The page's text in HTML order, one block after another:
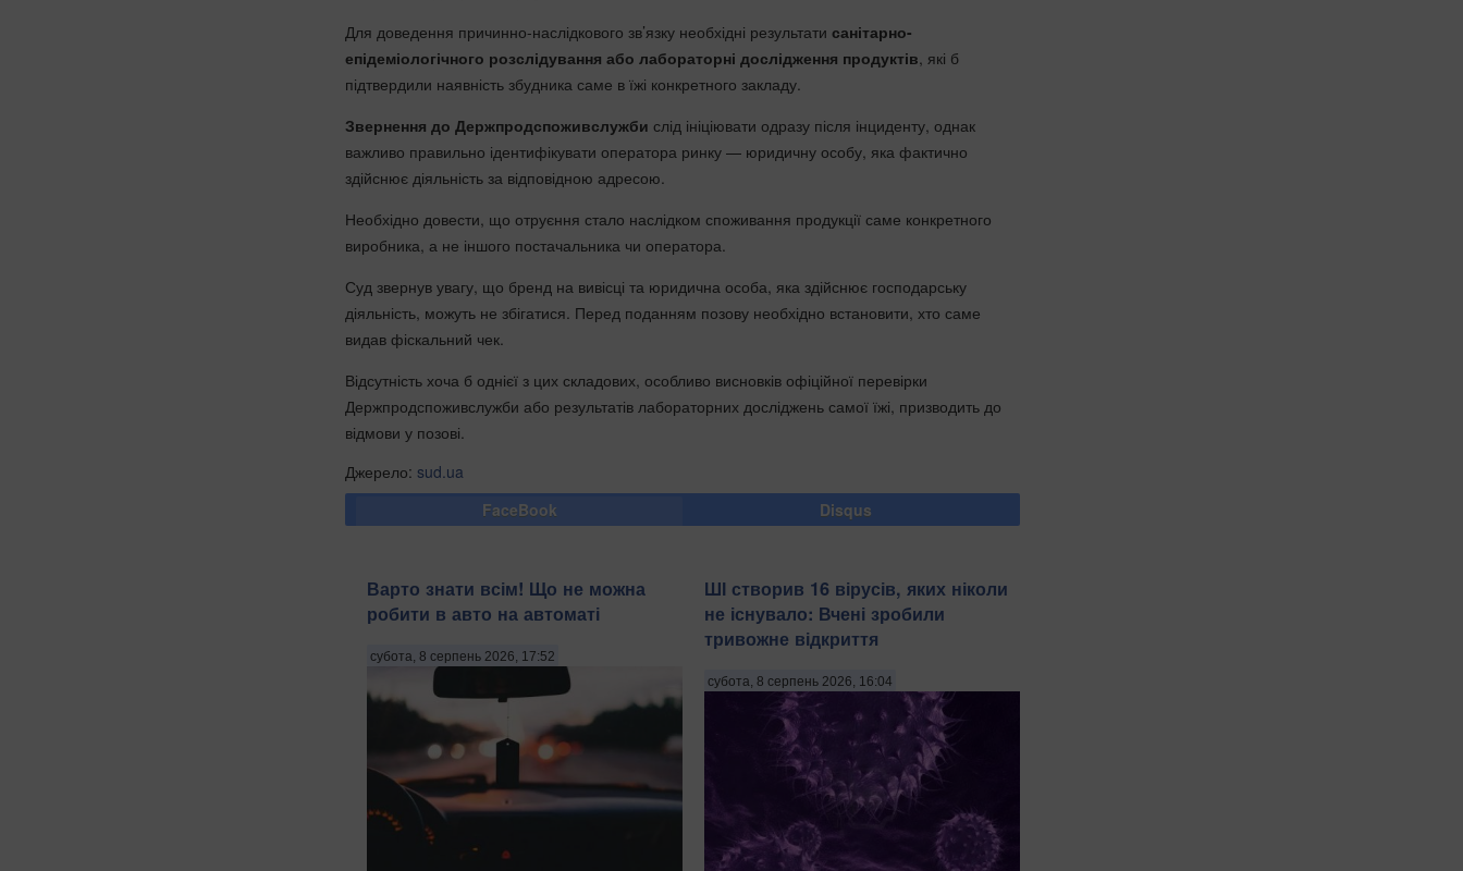
Для доведення причинно-наслідкового зв’язку необхідні результати санітарно-
епідеміологічного розслідування або лабораторні дослідження продуктів, які б
підтвердили наявність збудника саме в їжі конкретного закладу.
Звернення до Держпродспоживслужби слід ініціювати одразу після інциденту, однак
важливо правильно ідентифікувати оператора ринку — юридичну особу, яка фактично
здійснює діяльність за відповідною адресою.
Необхідно довести, що отруєння стало наслідком споживання продукції саме конкретного
виробника, а не іншого постачальника чи оператора.
Суд звернув увагу, що бренд на вивісці та юридична особа, яка здійснює господарську
діяльність, можуть не збігатися. Перед поданням позову необхідно встановити, хто саме
видав фіскальний чек.
Відсутність хоча б однієї з цих складових, особливо висновків офіційної перевірки
Держпродспоживслужби або результатів лабораторних досліджень самої їжі, призводить до
відмови у позові.
Джерело: sud.ua
FaceBook
Disqus
Варто знати всім! Що не можна
робити в авто на автоматі
субота, 8 серпень 2026, 17:52
ШІ створив 16 вірусів, яких ніколи
не існувало: Вчені зробили
тривожне відкриття
субота, 8 серпень 2026, 16:04